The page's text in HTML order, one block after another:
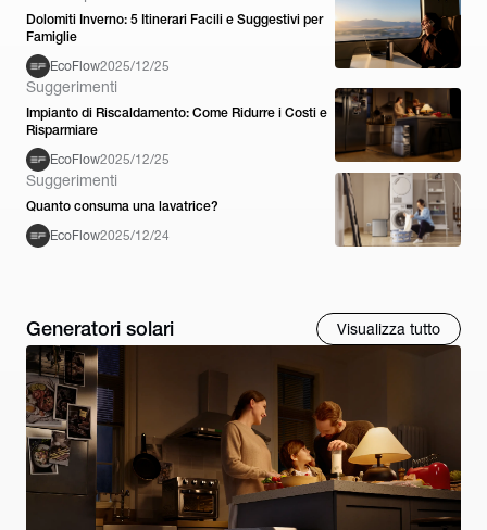
Dolomiti Inverno: 5 Itinerari Facili e Suggestivi per
Famiglie
EcoFlow2025/12/25
Suggerimenti
Impianto di Riscaldamento: Come Ridurre i Costi e
Risparmiare
EcoFlow2025/12/25
Suggerimenti
Quanto consuma una lavatrice?
EcoFlow2025/12/24
Generatori solari Visualizza tutto